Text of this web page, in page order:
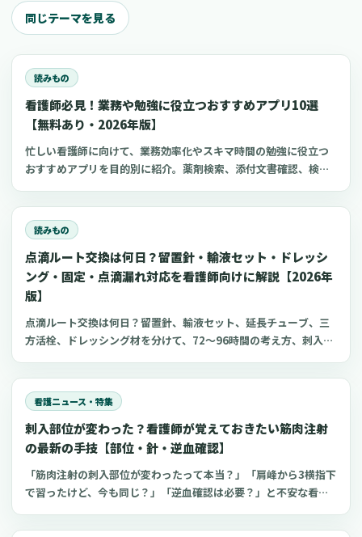
同じテーマを見る
読みもの
看護師必見！業務や勉強に役立つおすすめアプリ10選
【無料あり・2026年版】
忙しい看護師に向けて、業務効率化やスキマ時間の勉強に役立つ
おすすめアプリを目的別に紹介。薬剤検索、添付文書確認、検査
心電図学習、シフト管理など、現場や復職準備で使いやすいアプ
リをまとめました。
読みもの
点滴ルート交換は何日？留置針・輸液セット・ドレッシ
ング・固定・点滴漏れ対応を看護師向けに解説【2026年
版】
点滴ルート交換は何日？留置針、輸液セット、延長チューブ、三
方活栓、ドレッシング材を分けて、72〜96時間の考え方、刺入部
看護ニュース・特集
刺入部位が変わった？看護師が覚えておきたい筋肉注射
の最新の手技【部位・針・逆血確認】
「筋肉注射の刺入部位が変わったって本当？」「肩峰から3横指下
で習ったけど、今も同じ？」「逆血確認は必要？」と不安な看護
び方、針のゲージと長さ、皮下注射との違い、神経損傷やSIRVA